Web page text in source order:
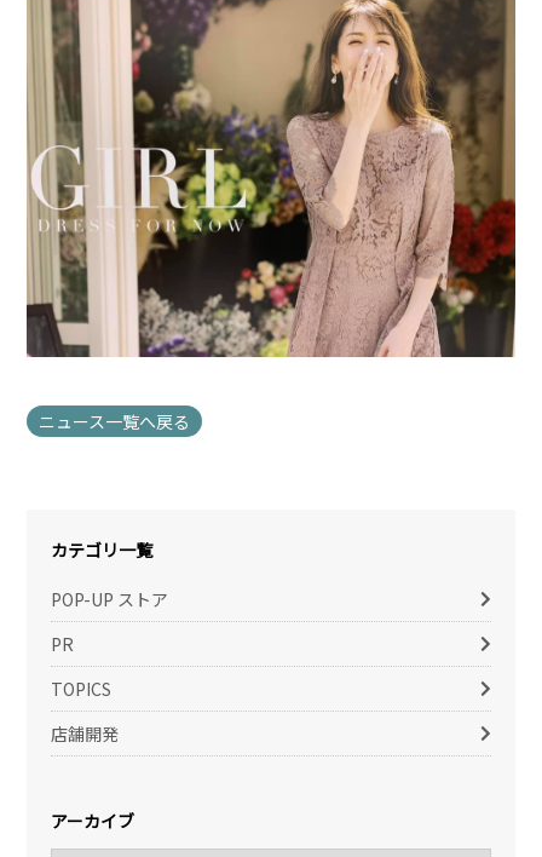
ニュース一覧へ戻る
カテゴリ一覧
POP-UP ストア
PR
TOPICS
店舗開発
アーカイブ